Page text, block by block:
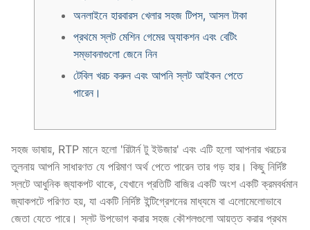
অনলাইনে হারবারস খেলার সহজ টিপস, আসল টাকা
প্রথমে স্লট মেশিন গেমের অ্যাকশন এবং বেটিং
সম্ভাবনাগুলো জেনে নিন
টেবিল খরচ করুন এবং আপনি স্লট আইকন পেতে
পারেন।
সহজ ভাষায়, RTP মানে হলো 'রিটার্ন টু ইউজার' এবং এটি হলো আপনার খরচের
তুলনায় আপনি সাধারণত যে পরিমাণ অর্থ পেতে পারেন তার গড় হার। কিছু নির্দিষ্ট
স্লটে আধুনিক জ্যাকপট থাকে, যেখানে প্রতিটি বাজির একটি অংশ একটি ক্রমবর্ধমান
জ্যাকপটে পরিণত হয়, যা একটি নির্দিষ্ট ইন্টিগ্রেশনের মাধ্যমে বা এলোমেলোভাবে
জেতা যেতে পারে। স্লট উপভোগ করার সহজ কৌশলগুলো আয়ত্ত করার প্রথম